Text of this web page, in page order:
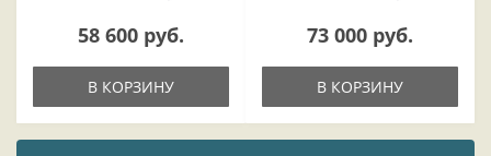
58 600 руб.
В КОРЗИНУ
73 000 руб.
В КОРЗИНУ